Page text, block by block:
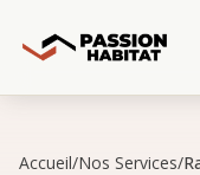
Accueil/Nos Services/